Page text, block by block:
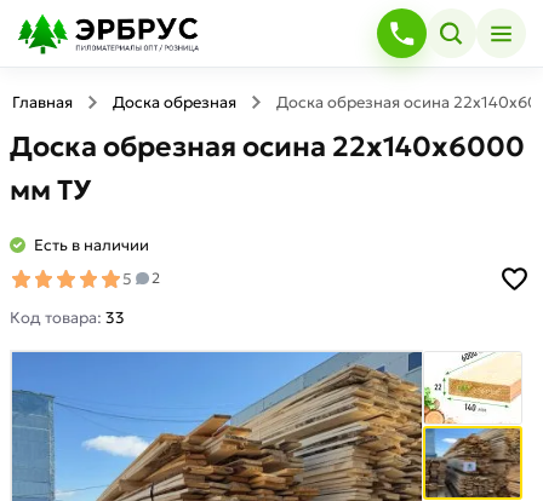
Главная Доска обрезная Доска обрезная осина
Доска обрезная осина 22х140х6000
мм ТУ
Есть в наличии
5
2
Код товара: 33